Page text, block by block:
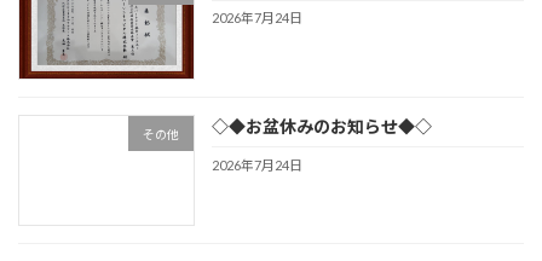
2026年7月24日
その他 ◇◆お盆休みのお知らせ◆◇
2026年7月24日